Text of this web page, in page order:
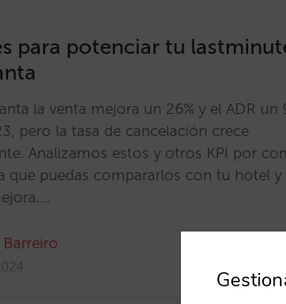
para potenciar tu
la venta mejora un 26% y el ADR un
pero la tasa de cancelación crece
Analizamos estos y otros KPI por
que puedas compararlos con tu hotel y